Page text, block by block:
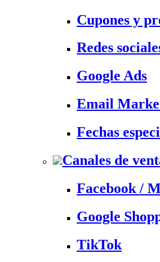
Cupones y
Redes
Google Ads
Email
Fechas
Canales de
Facebook /
Google
TikTok